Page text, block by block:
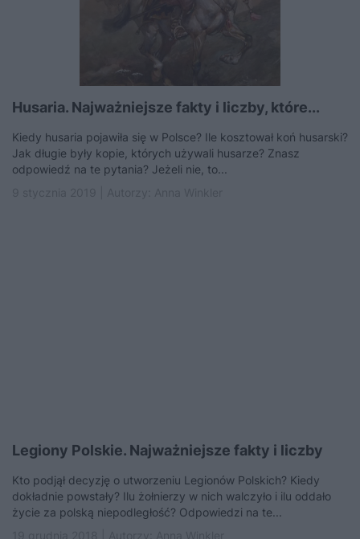
Husaria. Najważniejsze fakty i liczby, które...
Kiedy husaria pojawiła się w Polsce? Ile kosztował koń husarski?
Jak długie były kopie, których używali husarze? Znasz
odpowiedź na te pytania? Jeżeli nie, to...
Legiony Polskie. Najważniejsze fakty i liczby
Kto podjął decyzję o utworzeniu Legionów Polskich? Kiedy
dokładnie powstały? Ilu żołnierzy w nich walczyło i ilu oddało
życie za polską niepodległość? Odpowiedzi na te...